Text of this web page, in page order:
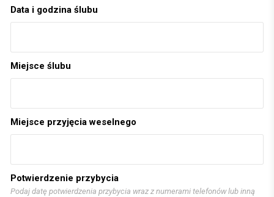
Data i godzina ślubu
Miejsce ślubu
Miejsce przyjęcia weselnego
Potwierdzenie przybycia
Podaj datę potwierdzenia przybycia wraz z numerami telefonów lub inną